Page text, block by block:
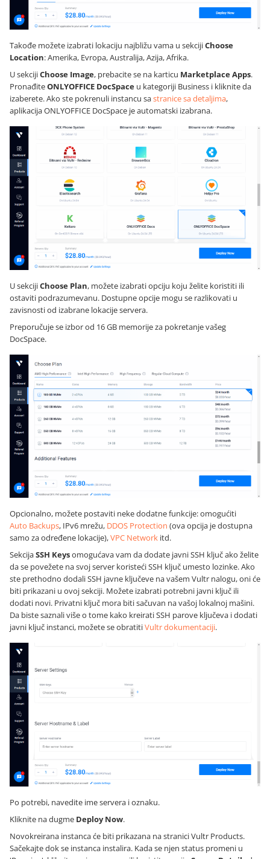
Takođe možete izabrati lokaciju najbližu vama u sekcijiChoose
Location: Amerika, Evropa, Australija, Azija, Afrika.
U sekcijiChoose Image, prebacite se na karticu Marketplace Apps.
PronađiteONLYOFFICE DocSpace u kategoriji Business i kliknite da
izaberete. Ako ste pokrenuli instancu sastranice sa detaljima,
aplikacija ONLYOFFICE DocSpace je automatski izabrana.
U sekcijiChoose Plan, možete izabrati opciju koju želite koristiti ili
ostaviti podrazumevanu. Dostupne opcije mogu se razlikovati u
zavisnosti od izabrane lokacije servera.
Preporučuje se izbor od 16 GB memorije za pokretanje vašeg
DocSpace.
Opcionalno, možete postaviti neke dodatne funkcije: omogućiti
Auto Backups, IPv6 mrežu, DDOS Protection (ova opcija je dostupna
samo za određene lokacije),VPC Network itd.
SekcijaSSH Keysomogućava vam da dodate javni SSH ključ ako želite
da se povežete na svoj server koristeći SSH ključ umesto lozinke. Ako
ste prethodno dodali SSH javne ključeve na vašem Vultr nalogu, oni će
biti prikazani u ovoj sekciji. Možete izabrati potrebni javni ključ ili
dodati novi. Privatni ključ mora biti sačuvan na vašoj lokalnoj mašini.
Da biste saznali više o tome kako kreirati SSH parove ključeva i dodati
javni ključ instanci, možete se obratitiVultr dokumentaciji.
Po potrebi, navedite ime servera i oznaku.
Kliknite na dugme Deploy Now.
Novokreirana instanca će biti prikazana na stranici Vultr Products.
Sačekajte dok se instanca instalira. Kada se njen status promeni u